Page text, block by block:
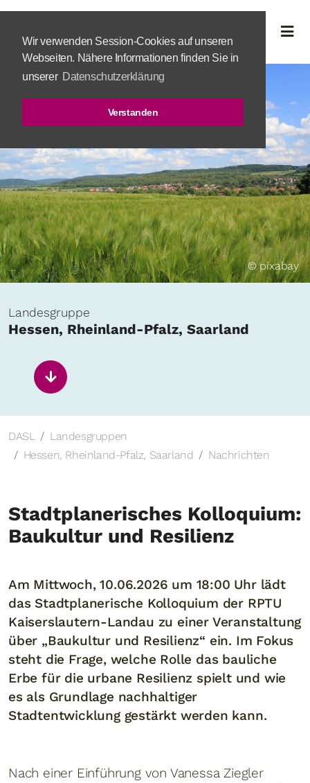
Wir verwenden Session-Cookies auf unseren
Webseiten. Nähere Informationen finden Sie in
unserer Datenschutzerklärung
Verstanden
© pixabay
Landesgruppe
Hessen, Rheinland-Pfalz, Saarland
DASL
Landesgruppen
Hessen, Rheinland-Pfalz, Saarland
Nachrichten
Stadtplanerisches Kolloquium:
Baukultur und Resilienz
Am Mittwoch, 10.06.2026 um 18:00 Uhr lädt
das Stadtplanerische Kolloquium der RPTU
Kaiserslautern-Landau zu einer Veranstaltung
über „Baukultur und Resilienz“ ein. Im Fokus
steht die Frage, welche Rolle das bauliche
Erbe für die urbane Resilienz spielt und wie
es als Grundlage nachhaltiger
Stadtentwicklung gestärkt werden kann.
Nach einer Einführung von Vanessa Ziegler